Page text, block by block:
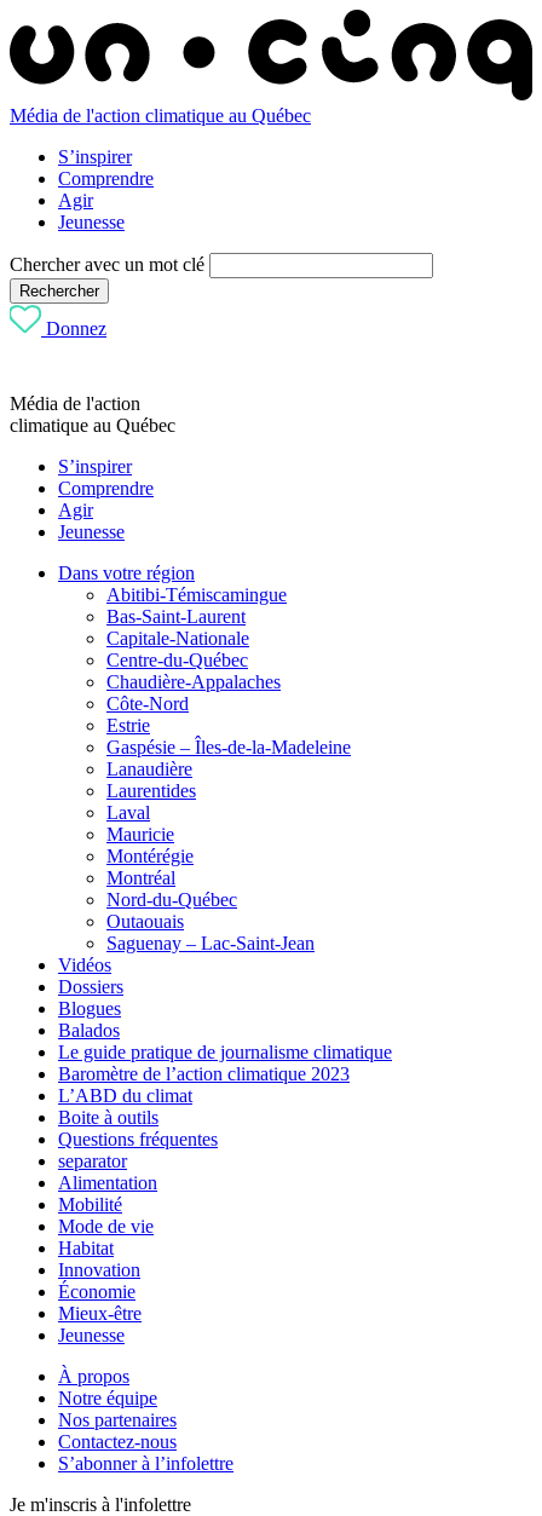
Média de l'action climatique au Québec
S’inspirer
Comprendre
Agir
Jeunesse
Chercher avec un mot clé
Rechercher
Donnez
Média de l'action
climatique au Québec
S’inspirer
Comprendre
Agir
Jeunesse
Dans votre région
Abitibi-Témiscamingue
Bas-Saint-Laurent
Capitale-Nationale
Centre-du-Québec
Chaudière-Appalaches
Côte-Nord
Estrie
Gaspésie – Îles-de-la-Madeleine
Lanaudière
Laurentides
Laval
Mauricie
Montérégie
Montréal
Nord-du-Québec
Outaouais
Saguenay – Lac-Saint-Jean
Vidéos
Dossiers
Blogues
Balados
Le guide pratique de journalisme climatique
Baromètre de l’action climatique 2023
L’ABD du climat
Boite à outils
Questions fréquentes
separator
Alimentation
Mobilité
Mode de vie
Habitat
Innovation
Économie
Mieux-être
Jeunesse
À propos
Notre équipe
Nos partenaires
Contactez-nous
S’abonner à l’infolettre
Je m'inscris à l'infolettre